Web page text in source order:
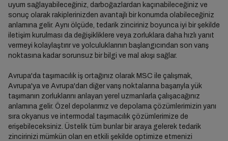
uyum sağlayabileceğiniz, darboğazlardan kaçınabileceğiniz ve
sonuç olarak rakiplerinizden avantajlı bir konumda olabileceğiniz
anlamına gelir. Aynı ölçüde, tedarik zinciriniz boyunca iyi bir şekilde
iletişim kurulması da değişikliklere veya zorluklara daha hızlı yanıt
vermeyi kolaylaştırır ve yolculuklarının başlangıcından son varış
noktasına kadar sorunsuz bir bilgi ve mal akışı sağlar.
Avrupa'da taşımacılık iş ortağınız olarak MSC ile çalışmak,
Avrupa'ya ve Avrupa'dan diğer varış noktalarına başarıyla yük
taşımanın zorluklarını anlayan yerel uzmanlarla çalışacağınız
anlamına gelir. Özel depolarımız ve depolama çözümlerimizin yanı
sıra okyanus ve intermodal taşımacılık çözümlerimize de
erişebileceksiniz. Üstelik tüm bunlar bir araya gelerek tedarik
zincirinizi mümkün olan en etkili şekilde optimize etmenizi